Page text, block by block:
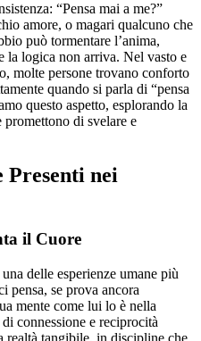
“Pensa mai a me?”
amore, o magari qualcuno che
può tormentare l’anima,
la logica non arriva. Nel vasto e
molte persone trovano conforto
quando si parla di “pensa
questo aspetto, esplorando la
di svelare e
Presenti nei
il Cuore
delle esperienze umane più
pensa, se prova ancora
mente come lui lo è nella
connessione e reciprocità
realtà tangibile, in discipline che